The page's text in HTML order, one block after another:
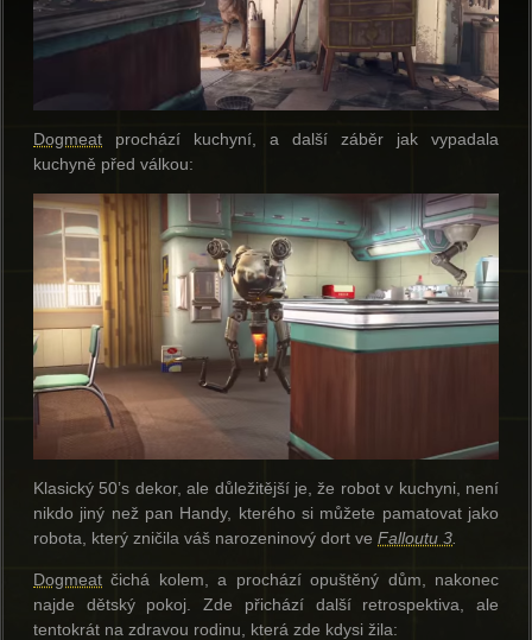
Dogmeat prochází kuchyní, a další záběr jak vypadala
kuchyně před válkou:
Klasický 50’s dekor, ale důležitější je, že robot v kuchyni, není
nikdo jiný než pan Handy, kterého si můžete pamatovat jako
robota, který zničila váš narozeninový dort ve Falloutu 3
Dogmeat čichá kolem, a prochází opuštěný dům, nakonec
najde dětský pokoj. Zde přichází další retrospektiva, ale
tentokrát na zdravou rodinu, která zde kdysi žila: